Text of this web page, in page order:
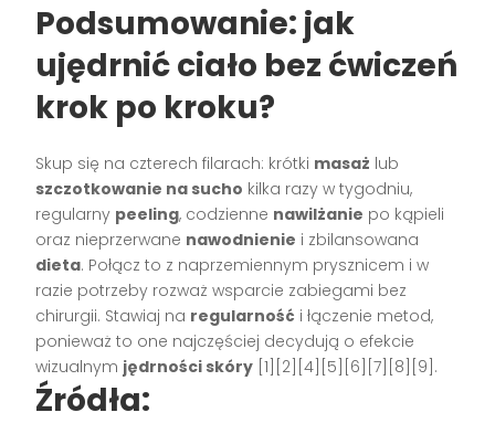
Podsumowanie: jak
ujędrnić ciało bez ćwiczeń
krok po kroku?
Skup się na czterech filarach: krótki masaż lub
szczotkowanie na sucho kilka razy w tygodniu,
regularny peeling, codzienne nawilżanie po kąpieli
oraz nieprzerwane nawodnienie i zbilansowana
dieta. Połącz to z naprzemiennym prysznicem i w
razie potrzeby rozważ wsparcie zabiegami bez
chirurgii. Stawiaj na regularność i łączenie metod,
ponieważ to one najczęściej decydują o efekcie
wizualnym jędrności skóry [1][2][4][5][6][7][8][9].
Źródła: